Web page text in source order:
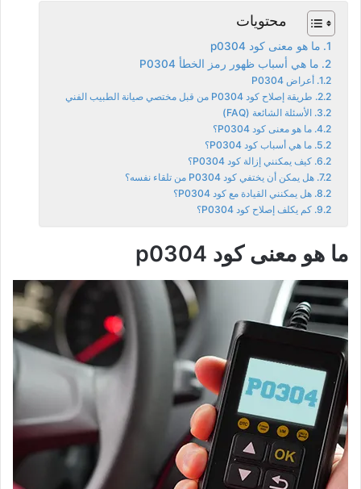
محتويات
ما هو معنى كود p0304
ما هي أسباب ظهور رمز الخطأ P0304
أعراض P0304
طريقة إصلاح كود P0304 من قبل مختصي صيانة الطبيب الفني
الأسئلة الشائعة (FAQ)
ما هو معنى كود P0304؟
ما هي أسباب كود P0304؟
كيف يمكنني إزالة كود P0304؟
هل يمكن أن يختفي كود P0304 من تلقاء نفسه؟
هل يمكنني القيادة مع كود P0304؟
كم يكلف إصلاح كود P0304؟
ما هو معنى كود p0304